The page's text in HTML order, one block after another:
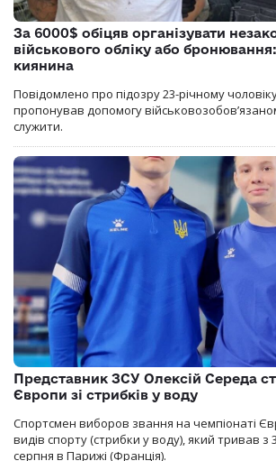
За 6000$ обіцяв організувати
військового обліку або
киянина
Повідомлено про підозру 23-річному
пропонував допомогу
служити.
Представник ЗСУ Олексій Середа
Європи зі стрибків у воду
Спортсмен виборов звання на чемпіонаті
видів спорту (стрибки у воду), який тривав з
серпня в Парижі (Франція).